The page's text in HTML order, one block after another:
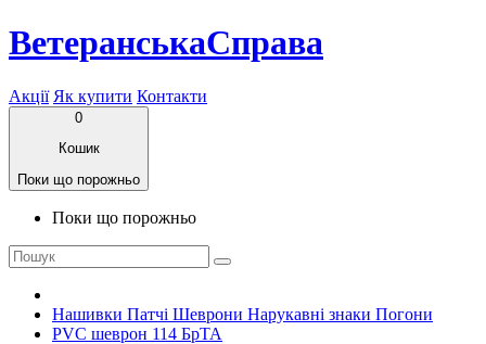
ВетеранськаСправа
Акції Як купити Контакти
0
Кошик
Поки що порожньо
Поки що порожньо
Нашивки Патчі Шеврони Нарукавні знаки Погони
PVC шеврон 114 БрТА